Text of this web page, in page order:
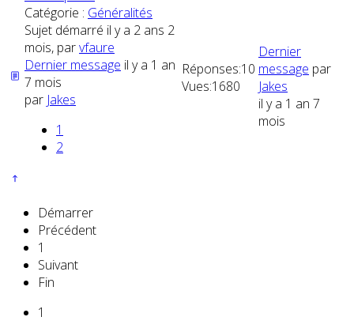
Catégorie : Généralités
Sujet démarré il y a 2 ans 2
mois, parvfaure
Dernier message il y a 1 an
7 mois
par Jakes
1
2
Réponses:10
Vues:1680
Dernier
message par
Jakes
il y a 1 an 7
mois
Démarrer
Précédent
1
Suivant
Fin
1